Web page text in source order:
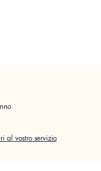
al vostro servizio